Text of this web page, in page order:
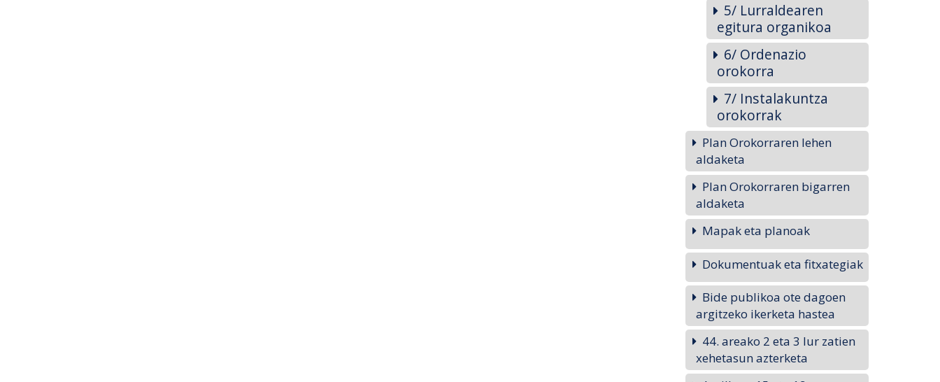
5/ Lurraldearen
egitura organikoa
6/ Ordenazio
orokorra
7/ Instalakuntza
orokorrak
Plan Orokorraren lehen
aldaketa
Plan Orokorraren bigarren
aldaketa
Mapak eta planoak
Dokumentuak eta fitxategiak
Bide publikoa ote dagoen
argitzeko ikerketa hastea
44. areako 2 eta 3 lur zatien
xehetasun azterketa